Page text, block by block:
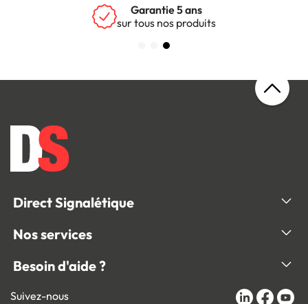
Garantie 5 ans
sur tous nos produits
Direct Signalétique
Nos services
Besoin d'aide ?
Suivez-nous